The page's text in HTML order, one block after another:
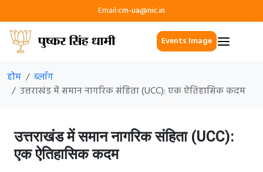
Email:cm-ua@nic.in
Events Image
होम
ब्लॉग
उत्तराखंड में समान नागरिक संहिता (UCC): एक ऐतिहासिक कदम
उत्तराखंड में समान नागरिक संहिता (UCC):
एक ऐतिहासिक कदम